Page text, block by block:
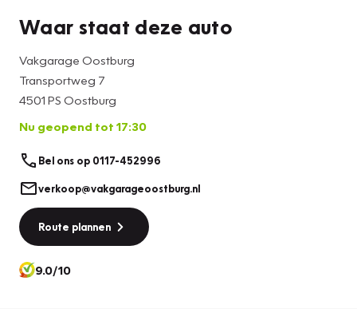
Waar staat deze auto
Vakgarage Oostburg
Transportweg 7
4501 PS Oostburg
Nu geopend tot 17:30
Bel ons op 0117-452996
verkoop@vakgarageoostburg.nl
Route plannen
9.0/10